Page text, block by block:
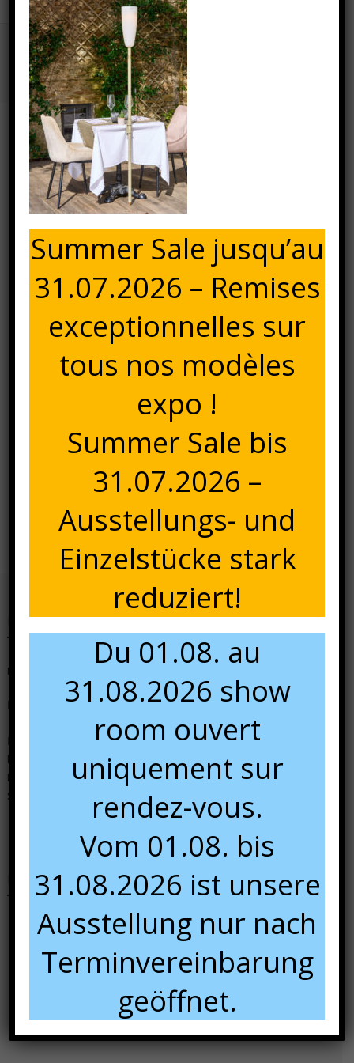
Bulbee Ambient2
Accueil ⁄ ⁄ Bulbee Ambient2
28 mai 2025
BULBEE AMBIENT2
Navigation
l’article
Nous contacter
N'hésitez pas à nous contacter pour tous renseignements.
+49 681 84 49 60 13
Dans notre show room, du 01/04 au 01/08 :
lundi :
sur rendez-vous
Mardi au vendredi : 9:00 à 12:00 et 13:00 à 18:00
Samedi :
Nous rencontrer
Summer Sale jusqu’au
31.07.2026 – Remises
exceptionnelles sur
tous nos modèles
expo !
Summer Sale bis
31.07.2026 –
Ausstellungs- und
Einzelstücke stark
reduziert!
Du 01.08. au
31.08.2026 show
room ouvert
uniquement sur
rendez-vous.
Vom 01.08. bis
31.08.2026 ist unsere
Ausstellung nur nach
Terminvereinbarung
geöffnet.